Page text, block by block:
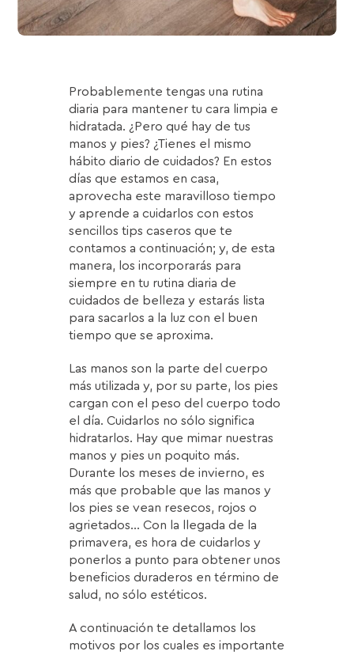
Probablemente tengas una rutina
diaria para mantener tu cara limpia e
hidratada. ¿Pero qué hay de tus
manos y pies? ¿Tienes el mismo
hábito diario de cuidados? En estos
días que estamos en casa,
aprovecha este maravilloso tiempo
y aprende a cuidarlos con estos
sencillos tips caseros que te
contamos a continuación; y, de esta
manera, los incorporarás para
siempre en tu rutina diaria de
cuidados de belleza y estarás lista
para sacarlos a la luz con el buen
tiempo que se aproxima.
Las manos son la parte del cuerpo
más utilizada y, por su parte, los pies
cargan con el peso del cuerpo todo
el día. Cuidarlos no sólo significa
hidratarlos. Hay que mimar nuestras
manos y pies un poquito más.
Durante los meses de invierno, es
más que probable que las manos y
los pies se vean resecos, rojos o
agrietados… Con la llegada de la
primavera, es hora de cuidarlos y
ponerlos a punto para obtener unos
beneficios duraderos en término de
salud, no sólo estéticos.
A continuación te detallamos los
motivos por los cuales es importante